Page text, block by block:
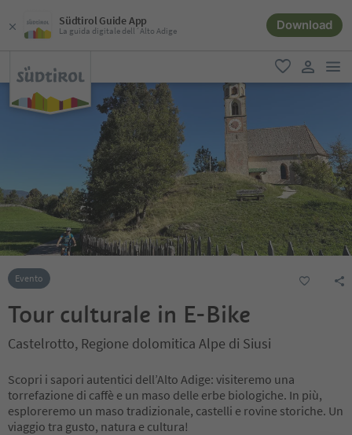
Südtirol Guide App
La guida digitale dell´Alto Adige Download
favoriti
user link
Evento
Tour culturale in E-Bike
Castelrotto, Regione dolomitica Alpe di Siusi
Scopri i sapori autentici dell’Alto Adige: visiteremo una
torrefazione di caffè e un maso delle erbe biologiche. In più,
esploreremo un maso tradizionale, castelli e rovine storiche. Un
viaggio tra gusto, natura e cultura!